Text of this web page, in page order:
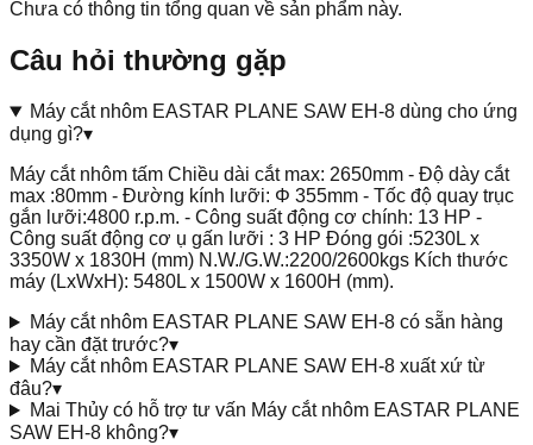
Chưa có thông tin tổng quan về sản phẩm này.
Câu hỏi thường gặp
Máy cắt nhôm EASTAR PLANE SAW EH-8 dùng cho ứng
dụng gì?▾
Máy cắt nhôm tấm Chiều dài cắt max: 2650mm - Độ dày cắt
max :80mm - Đường kính lưỡi: Φ 355mm - Tốc độ quay trục
gắn lưỡi:4800 r.p.m. - Công suất động cơ chính: 13 HP -
Công suất động cơ ụ gấn lưỡi : 3 HP Đóng gói :5230L x
3350W x 1830H (mm) N.W./G.W.:2200/2600kgs Kích thước
máy (LxWxH): 5480L x 1500W x 1600H (mm).
Máy cắt nhôm EASTAR PLANE SAW EH-8 có sẵn hàng
hay cần đặt trước?▾
Máy cắt nhôm EASTAR PLANE SAW EH-8 xuất xứ từ
đâu?▾
Mai Thủy có hỗ trợ tư vấn Máy cắt nhôm EASTAR PLANE
SAW EH-8 không?▾